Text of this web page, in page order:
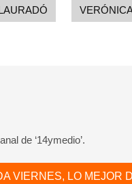
de ‘14ymedio’.
VIERNES, LO MEJOR